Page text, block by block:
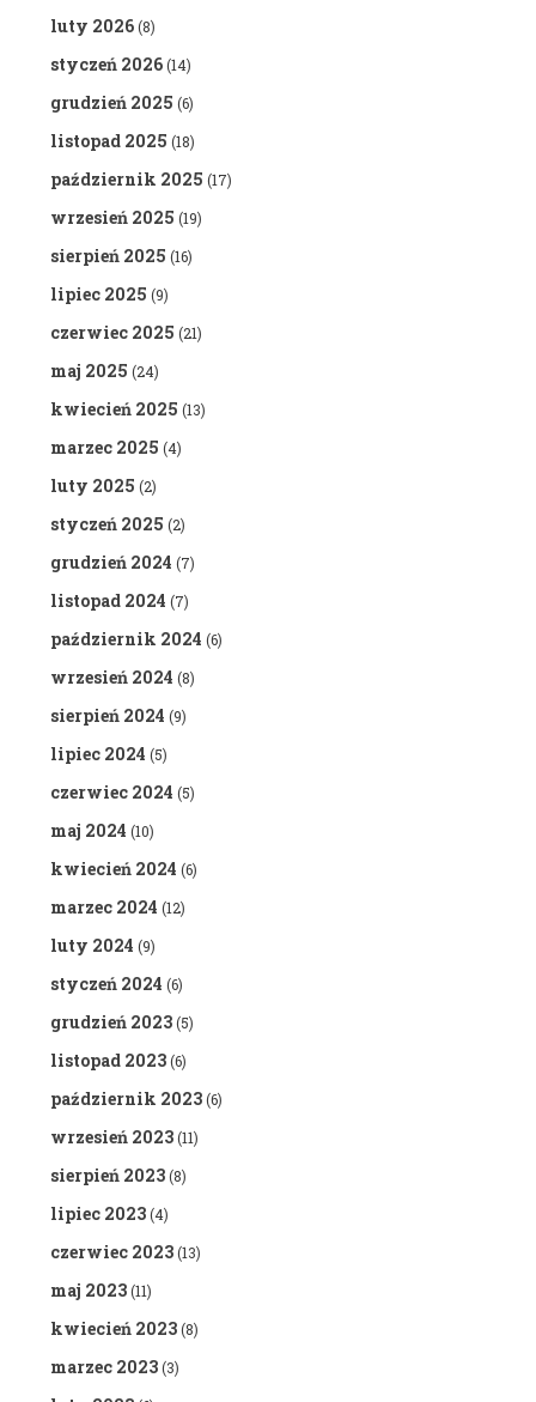
luty 2026(8)
styczeń 2026(14)
grudzień 2025 (6)
listopad 2025 (18)
październik 2025 (17)
wrzesień 2025 (19)
sierpień 2025 (16)
lipiec 2025 (9)
czerwiec 2025 (21)
maj 2025 (24)
kwiecień 2025 (13)
marzec 2025 (4)
luty 2025 (2)
styczeń 2025 (2)
grudzień 2024 (7)
listopad 2024 (7)
październik 2024 (6)
wrzesień 2024 (8)
sierpień 2024 (9)
lipiec 2024 (5)
czerwiec 2024 (5)
maj 2024 (10)
kwiecień 2024 (6)
marzec 2024 (12)
luty 2024 (9)
styczeń 2024 (6)
grudzień 2023(5)
listopad 2023(6)
październik 2023(6)
wrzesień 2023(11)
sierpień 2023(8)
lipiec 2023(4)
czerwiec 2023(13)
maj 2023(11)
kwiecień 2023(8)
marzec 2023(3)